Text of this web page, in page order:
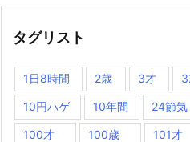
タグリスト
1日8時間 2歳 3才
10円ハゲ 10年間 24節気
100才 100歳 101才